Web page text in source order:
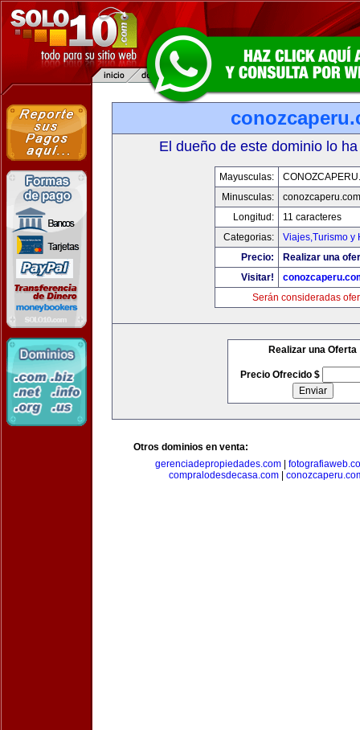
El dueño de este dominio lo
Mayusculas:
Minusculas:
conozcaperu.com
Longitud:
11 caracteres
Categorias:
Viajes,Turismo y
Precio:
Realizar una
Visitar!
Serán consideradas
Realizar una Oferta
Precio Ofrecido $
Otros dominios en venta:
gerenciadepropiedades.com|
compralodesdecasa.com